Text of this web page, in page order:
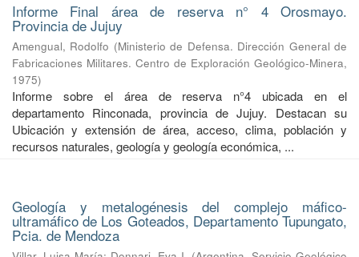
Informe Final área de reserva n° 4 Orosmayo.
Provincia de Jujuy
Amengual, Rodolfo (Ministerio de Defensa. Dirección General de
Fabricaciones Militares. Centro de Exploración Geológico-Minera,
1975)
Informe sobre el área de reserva n°4 ubicada en el
departamento Rinconada, provincia de Jujuy. Destacan su
Ubicación y extensión de área, acceso, clima, población y
recursos naturales, geología y geología económica, ...
Geología y metalogénesis del complejo máfico-
ultramáfico de Los Goteados, Departamento Tupungato,
Pcia. de Mendoza